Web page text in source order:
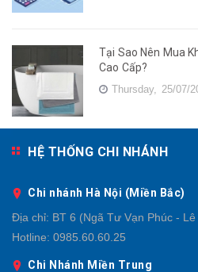
Tại Sao Nên Mua
Cao Cấp?
Thursday, 25/07/
HỆ THỐNG CHI NHÁNH
Chi nhánh Hà Nội (Miền Bắc)
Địa chỉ: BT 6 (Ngã Tư Vạn Phúc -
Hotline: 0985.60.60.25
Chi Nhánh Miền Trung